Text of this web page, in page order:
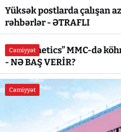
Yüksək postlarda çalışan
rəhbərlər - ƏTRAFLI
Cəmiyyət
“Azcosmetics” MMC-də
- NƏ BAŞ VERİR?
Cəmiyyət